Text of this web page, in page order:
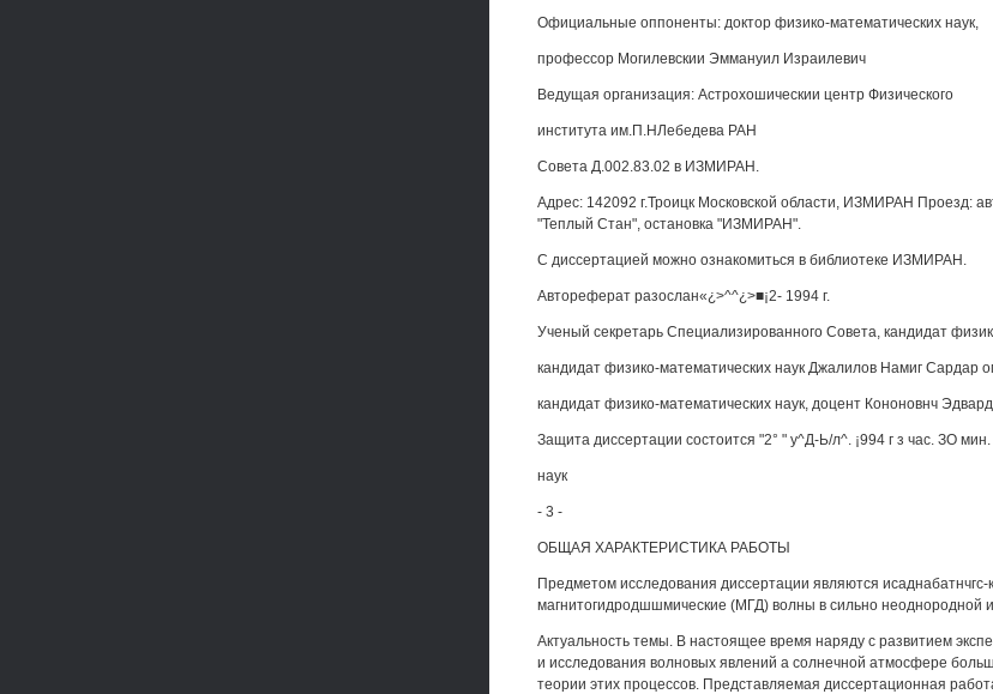
Официальные оппоненты: доктор физико-математических наук,
профессор Могилевскии Эммануил Израилевич
Ведущая организация: Астрохошическии центр Физического
института им.П.НЛебедева РАН
Совета Д.002.83.02 в ИЗМИРАН.
Адрес: 142092 г.Троицк Московской области, ИЗМИРАН Проезд:
"Теплый Стан", остановка "ИЗМИРАН".
С диссертацией можно ознакомиться в библиотеке ИЗМИРАН.
Автореферат разослан«¿>^^¿>■¡2- 1994 г.
Ученый секретарь Специализированного Совета, кандидат
кандидат физико-математических наук Джалилов Намиг Сардар
кандидат физико-математических наук, доцент Кононовнч
Защита диссертации состоится "2° " у^Д-Ь/л^. ¡994 г з час. ЗО
наук
- 3 -
ОБЩАЯ ХАРАКТЕРИСТИКА РАБОТЫ
Предметом исследования диссертации являются исаднабатнчгс-
магнитогидродшшмические (МГД) волны в сильно неоднородной
Актуальность темы. В настоящее время наряду с развитием
и исследования волновых явлений а солнечной атмосфере
теории этих процессов. Представляемая диссертационная